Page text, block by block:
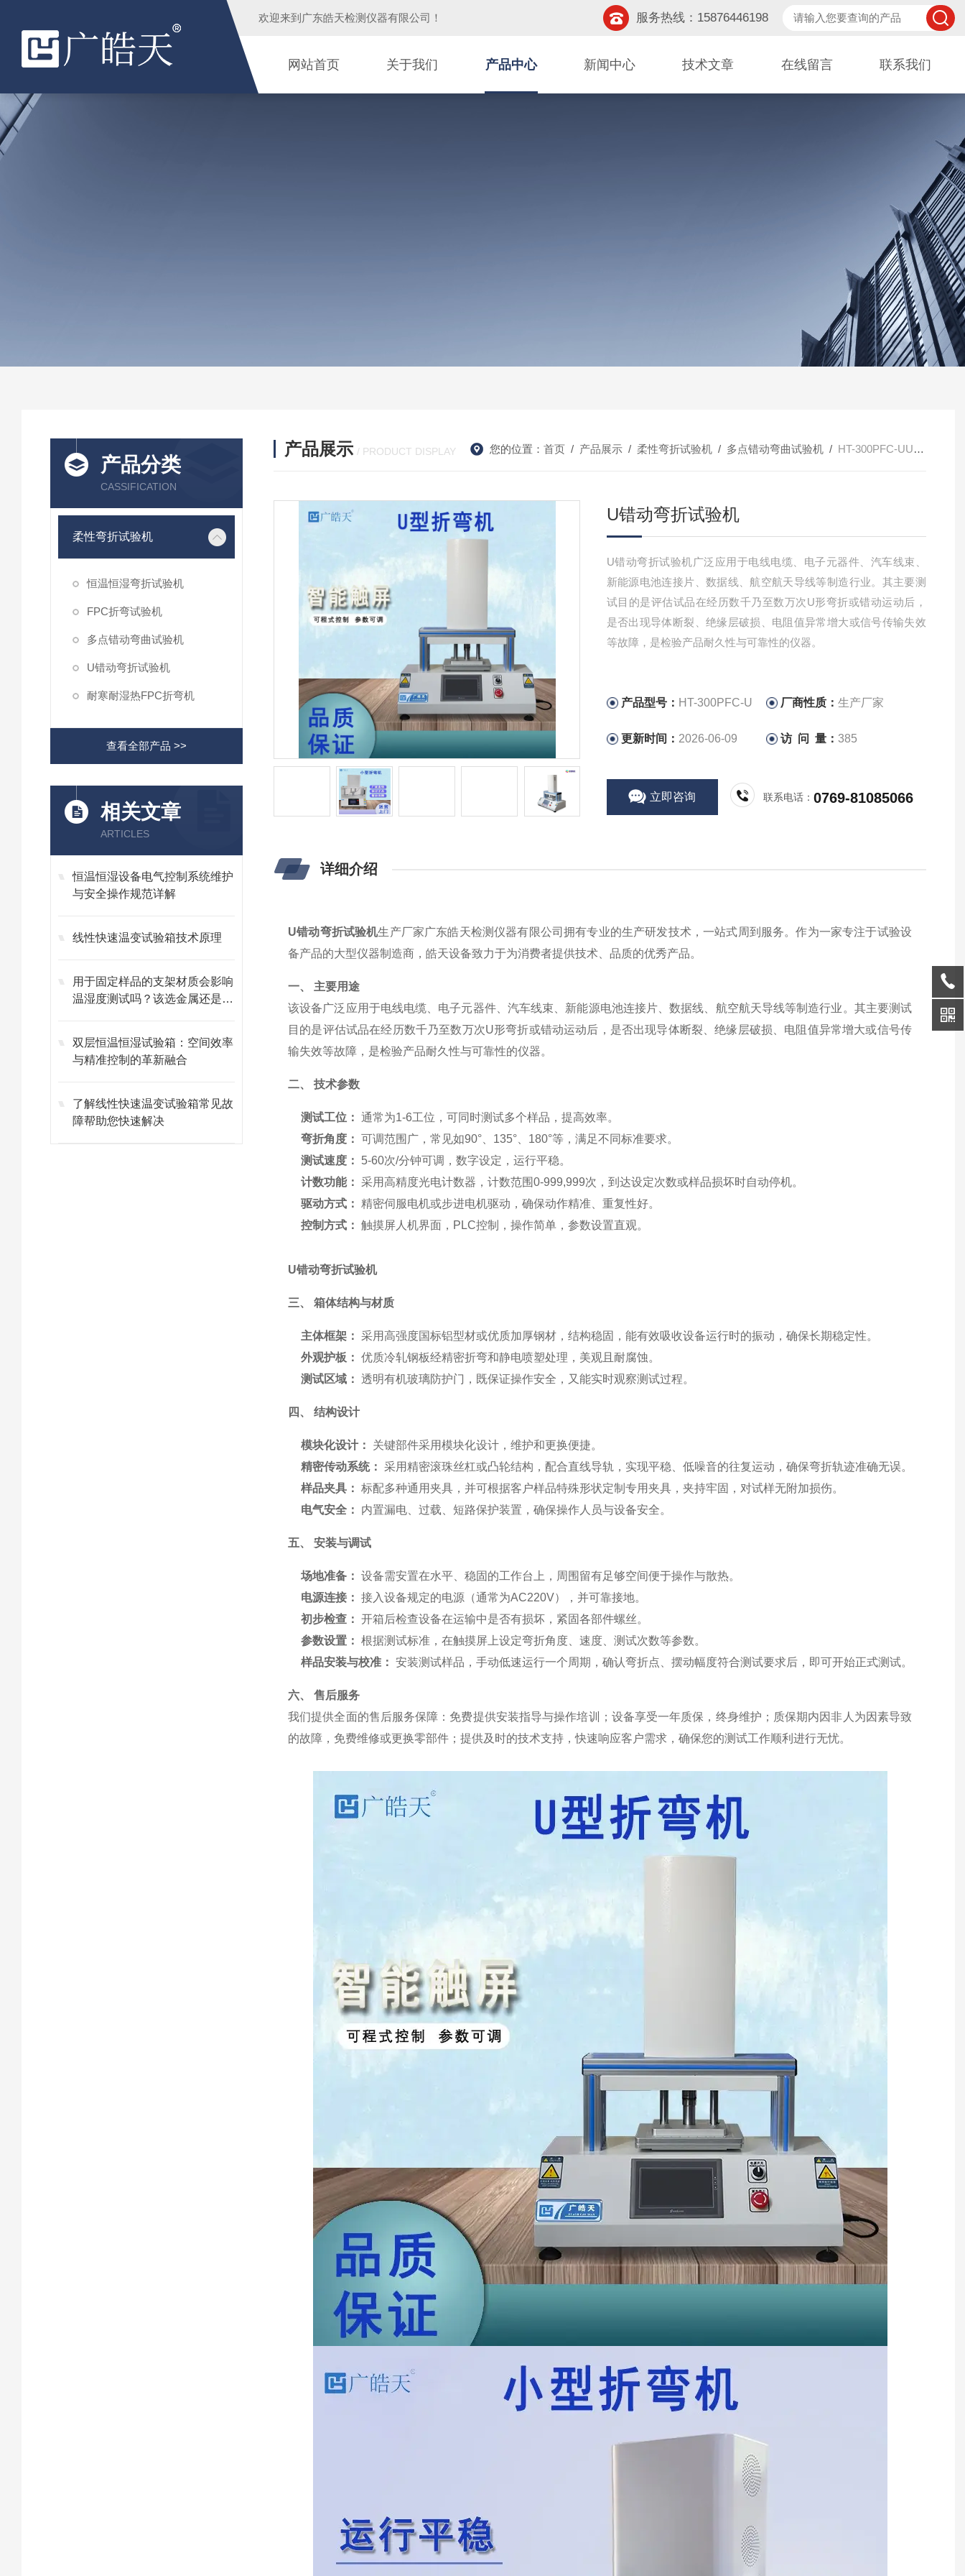
欢迎来到 广东皓天检测仪器有限公司 ！ 服务热线：15876446198
网站首页 关于我们 产品中心 新闻中心 技术文章 在线留言 联系我们
产品分类
CASSIFICATION
柔性弯折试验机
恒温恒湿弯折试验机
FPC折弯试验机
多点错动弯曲试验机
U错动弯折试验机
耐寒耐湿热FPC折弯机
查看全部产品 >>
相关文章
ARTICLES
恒温恒湿设备电气控制系统维护
与安全操作规范详解
线性快速温变试验箱技术原理
用于固定样品的支架材质会影响
温湿度测试吗？该选金属还是非
双层恒温恒湿试验箱：空间效率
与精准控制的革新融合
了解线性快速温变试验箱常见故
障帮助您快速解决
产品展示 / PRODUCT DISPLAY 您的位置： 首页/ 产品展示/ 柔性弯折试验机/ 多点错动弯曲试验机/ HT-300PFC-UU错动弯折试验机
U错动弯折试验机
U错动弯折试验机广泛应用于电线电缆、电子元器件、汽车线束、
新能源电池连接片、数据线、航空航天导线等制造行业。其主要测
试目的是评估试品在经历数千乃至数万次U形弯折或错动运动后，
是否出现导体断裂、绝缘层破损、电阻值异常增大或信号传输失效
等故障，是检验产品耐久性与可靠性的仪器。
产品型号： HT-300PFC-U 厂商性质：生产厂家
更新时间： 2026-06-09 访 问 量：385
立即咨询 联系电话：0769-81085066
详细介绍
U错动弯折试验机生产厂家广东皓天检测仪器有限公司拥有专业的生产研发技术，一站式周到服务。作为一家专注于试验设
备产品的大型仪器制造商，皓天设备致力于为消费者提供技术、品质的优秀产品。
一、 主要用途
该设备广泛应用于电线电缆、电子元器件、汽车线束、新能源电池连接片、数据线、航空航天导线等制造行业。其主要测试
目的是评估试品在经历数千乃至数万次U形弯折或错动运动后，是否出现导体断裂、绝缘层破损、电阻值异常增大或信号传
输失效等故障，是检验产品耐久性与可靠性的仪器。
二、 技术参数
测试工位： 通常为1-6工位，可同时测试多个样品，提高效率。
弯折角度： 可调范围广，常见如90°、135°、180°等，满足不同标准要求。
测试速度：
5-60次/分钟可调，数字设定，运行平稳。
计数功能： 采用高精度光电计数器，计数范围0-999,999次，到达设定次数或样品损坏时自动停机。
驱动方式： 精密伺服电机或步进电机驱动，确保动作精准、重复性好。
控制方式： 触摸屏人机界面，PLC控制，操作简单，参数设置直观。
U错动弯折试验机
三、 箱体结构与材质
主体框架： 采用高强度国标铝型材或优质加厚钢材，结构稳固，能有效吸收设备运行时的振动，确保长期稳定性。
外观护板： 优质冷轧钢板经精密折弯和静电喷塑处理，美观且耐腐蚀。
测试区域： 透明有机玻璃防护门，既保证操作安全，又能实时观察测试过程。
四、 结构设计
模块化设计：
关键部件采用模块化设计，维护和更换便捷。
精密传动系统： 采用精密滚珠丝杠或凸轮结构，配合直线导轨，实现平稳、低噪音的往复运动，确保弯折轨迹准确无误。
样品夹具： 标配多种通用夹具，并可根据客户样品特殊形状定制专用夹具，夹持牢固，对试样无附加损伤。
电气安全：
内置漏电、过载、短路保护装置，确保操作人员与设备安全。
五、 安装与调试
场地准备： 设备需安置在水平、稳固的工作台上，周围留有足够空间便于操作与散热。
电源连接： 接入设备规定的电源（通常为AC220V），并可靠接地。
初步检查： 开箱后检查设备在运输中是否有损坏，紧固各部件螺丝。
参数设置： 根据测试标准，在触摸屏上设定弯折角度、速度、测试次数等参数。
样品安装与校准： 安装测试样品，手动低速运行一个周期，确认弯折点、摆动幅度符合测试要求后，即可开始正式测试。
六、 售后服务
我们提供全面的售后服务保障：免费提供安装指导与操作培训；设备享受一年质保，终身维护；质保期内因非人为因素导致
的故障，免费维修或更换零部件；提供及时的技术支持，快速响应客户需求，确保您的测试工作顺利进行无忧。